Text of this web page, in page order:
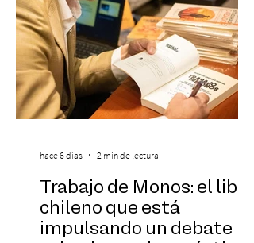
Trabajo de Monos: el libro
chileno que está
impulsando un debate
hace 6 días 2 min de lectura